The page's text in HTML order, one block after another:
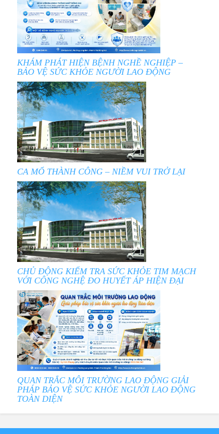
KHÁM PHÁT HIỆN BỆNH NGHỀ NGHIỆP –
BẢO VỆ SỨC KHỎE NGƯỜI LAO ĐỘNG
CA MỔ THÀNH CÔNG – NIỀM VUI TRỞ LẠI
CHỦ ĐỘNG KIỂM TRA SỨC KHỎE TIM MẠCH
VỚI CÔNG NGHỆ ĐO HUYẾT ÁP HIỆN ĐẠI
QUAN TRẮC MÔI TRƯỜNG LAO ĐỘNG GIẢI
PHÁP BẢO VỆ SỨC KHỎE NGƯỜI LAO ĐỘNG
TOÀN DIỆN